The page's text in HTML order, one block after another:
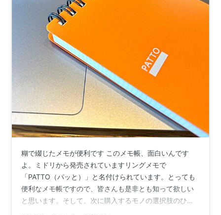
糊で綴じたメモが便利です このメモ帳、面白いんです
よ。ミドリから発売されていますリングメモで
「PATTO（パッと）」と名付けられています。とっても
便利なメモ帳ですので、皆さんも是非とも知って欲しい
と思います。そして、次に購入するモノの選択肢のひと